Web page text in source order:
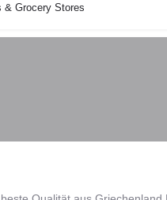
& Grocery Stores